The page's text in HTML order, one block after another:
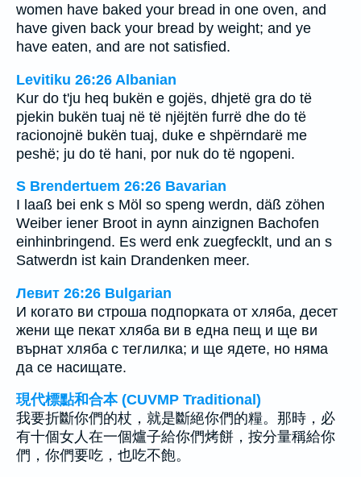
women have baked your bread in one oven, and
have given back your bread by weight; and ye
have eaten, and are not satisfied.
Levitiku 26:26 Albanian
Kur do t'ju heq bukën e gojës, dhjetë gra do të
pjekin bukën tuaj në të njëjtën furrë dhe do të
racionojnë bukën tuaj, duke e shpërndarë me
peshë; ju do të hani, por nuk do të ngopeni.
S Brendertuem 26:26 Bavarian
I laaß bei enk s Möl so speng werdn, däß zöhen
Weiber iener Broot in aynn ainzignen Bachofen
einhinbringend. Es werd enk zuegfecklt, und an s
Satwerdn ist kain Drandenken meer.
Левит 26:26 Bulgarian
И когато ви строша подпорката от хляба, десет
жени ще пекат хляба ви в една пещ и ще ви
върнат хляба с теглилка; и ще ядете, но няма
да се насищате.
現代標點和合本 (CUVMP Traditional)
我要折斷你們的杖，就是斷絕你們的糧。那時，必
有十個女人在一個爐子給你們烤餅，按分量稱給你
們，你們要吃，也吃不飽。